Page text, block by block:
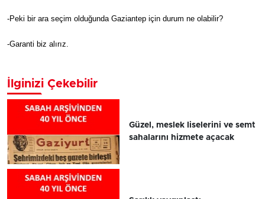
-Peki bir ara seçim olduğunda Gaziantep için durum ne olabilir?
-Garanti biz alırız.
İlginizi Çekebilir
Güzel, meslek liselerini ve semt
sahalarını hizmete açacak